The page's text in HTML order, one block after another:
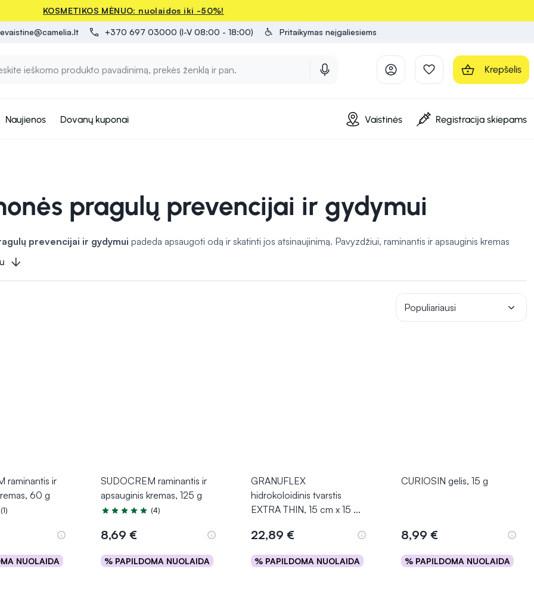
KOSMETIKOS MĖNUO: nuolaidos iki -50%!
evaistine@camelia.lt +370 697 03000 (I-V 08:00 - 18:00) Pritaikymas neįgaliesiems
Krepšelis
Naujienos Dovanų kuponai Vaistinės Registracija skiepams
pragulų prevencijai ir gydymui
prevencijai ir gydymui padeda apsaugoti odą ir skatinti jos atsinaujinimą. Pavyzdžiui, raminantis ir apsauginis kremas
odos sudirgimą ir formuoja apsauginį barjerą, apsaugantį nuo drėgmės poveikio, aktyvizuojantis kūno gelis
skatina audinių regeneraciją
vietose ir padeda užkirsti kelią infekcijoms. Šios priemonės yra svarbi pragulų profilaktikos ir gydymo dalis.
Populiariausi
raminantis ir
60 g
iš 5
(1)
NUOLAIDA
SUDOCREM raminantis ir
apsauginis kremas, 125 g
Įvertinimas 5.0 iš 5
(4)
8,69 €
% PAPILDOMA NUOLAIDA
Į krepšelį
GRANUFLEX
hidrokoloidinis tvarstis
EXTRA THIN, 15 cm x 15 ...
22,89 €
% PAPILDOMA NUOLAIDA
Į krepšelį
CURIOSIN gelis, 15 g
8,99 €
% PAPILDOMA NUOLAIDA
Į krepšelį